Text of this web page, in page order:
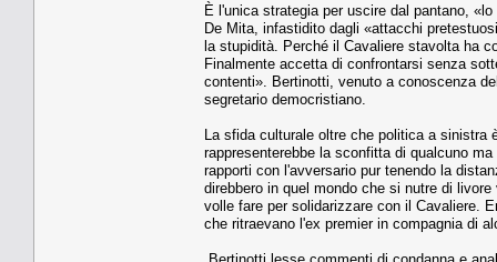
È l'unica strategia per uscire dal pantano,
De Mita, infastidito dagli «attacchi
la stupidità. Perché il Cavaliere stavolta ha
Finalmente accetta di confrontarsi senza
contenti». Bertinotti, venuto a conoscenza
segretario democristiano.
La sfida culturale oltre che politica a sinistra
rappresenterebbe la sconfitta di qualcuno
rapporti con l'avversario pur tenendo la
direbbero in quel mondo che si nutre di
volle fare per solidarizzare con il Cavaliere.
che ritraevano l'ex premier in compagnia di